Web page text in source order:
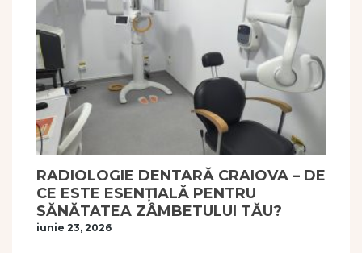
RADIOLOGIE DENTARĂ CRAIOVA – DE
CE ESTE ESENȚIALĂ PENTRU
SĂNĂTATEA ZÂMBETULUI TĂU?
iunie 23, 2026